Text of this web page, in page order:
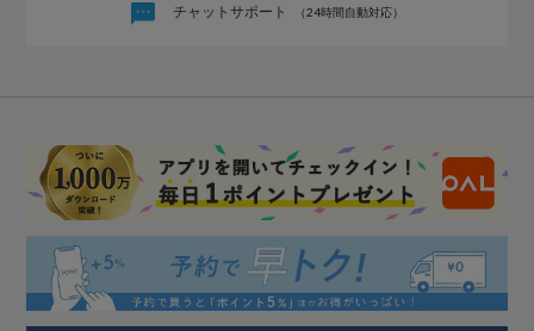
チャットサポート （24時間自動対応）